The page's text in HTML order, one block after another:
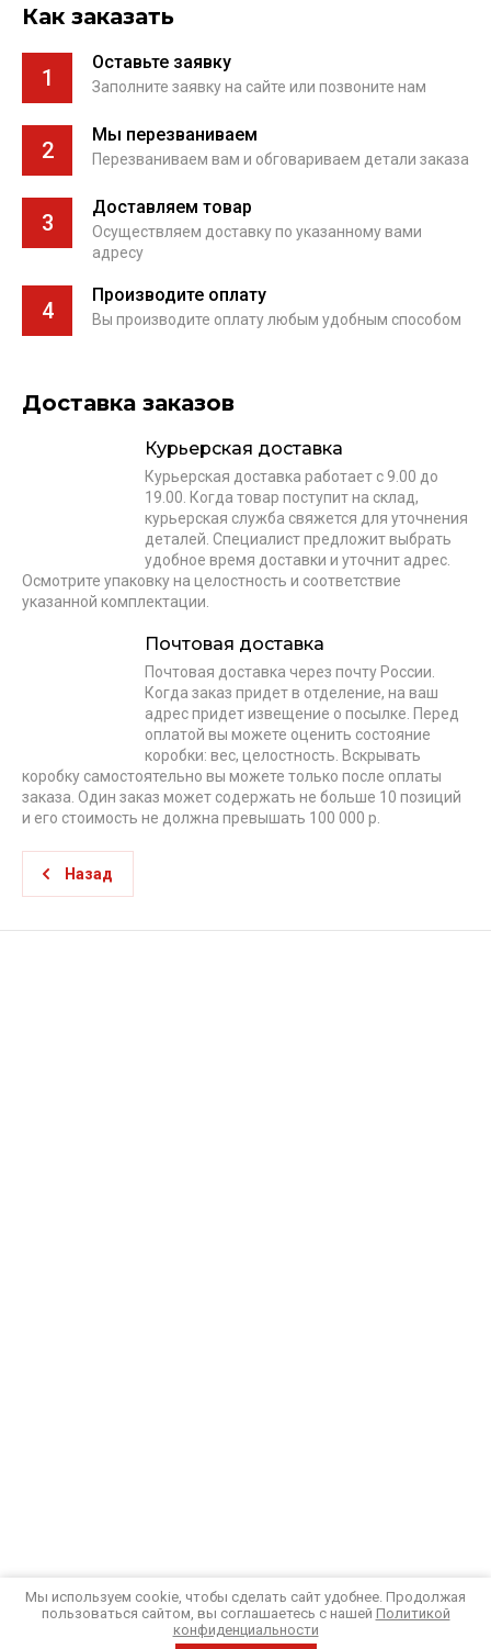
Как заказать
1
Оставьте заявку
Заполните заявку на сайте или позвоните нам
2
Мы перезваниваем
Перезваниваем вам и обговариваем детали заказа
3
Доставляем товар
Осуществляем доставку по указанному вами
адресу
4
Производите оплату
Вы производите оплату любым удобным способом
Доставка заказов
Курьерская доставка
Курьерская доставка работает с 9.00 до
19.00. Когда товар поступит на склад,
курьерская служба свяжется для уточнения
деталей. Специалист предложит выбрать
удобное время доставки и уточнит адрес.
Осмотрите упаковку на целостность и соответствие
указанной комплектации.
Почтовая доставка
Почтовая доставка через почту России.
Когда заказ придет в отделение, на ваш
адрес придет извещение о посылке. Перед
оплатой вы можете оценить состояние
коробки: вес, целостность. Вскрывать
коробку самостоятельно вы можете только после оплаты
заказа. Один заказ может содержать не больше 10 позиций
и его стоимость не должна превышать 100 000 р.
Назад
Мы используем cookie, чтобы сделать сайт удобнее. Продолжая
пользоваться сайтом, вы соглашаетесь с нашей Политикой
конфиденциальности